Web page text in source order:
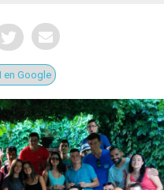
en Google